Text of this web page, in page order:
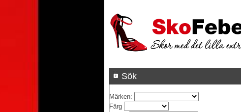
Sök
Märken:
Färg